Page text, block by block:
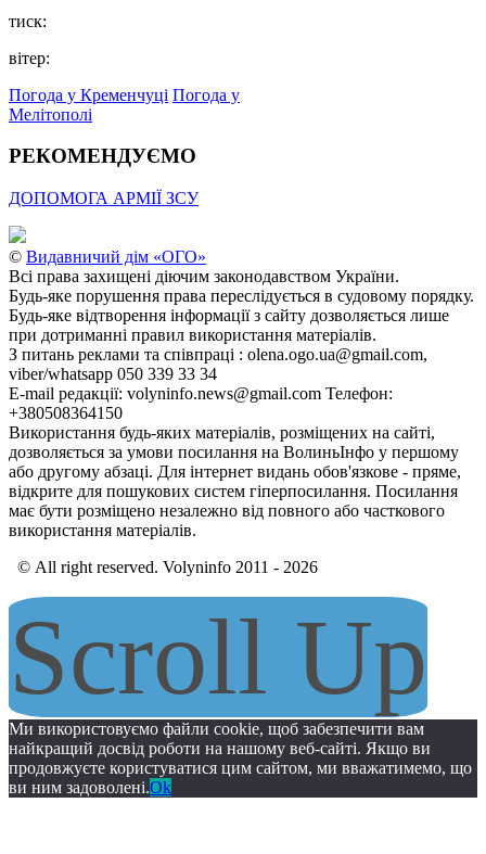
тиск:
вітер:
Погода у Кременчуці Погода у
Мелітополі
РЕКОМЕНДУЄМО
ДОПОМОГА АРМІЇ ЗСУ
© Видавничий дім «ОГО»
Всі права захищені діючим законодавством України.
Будь-яке порушення права переслідується в судовому порядку.
Будь-яке відтворення інформації з сайту дозволяється лише
при дотриманні правил використання матеріалів.
З питань реклами та співпраці : olena.ogo.ua@gmail.com,
viber/whatsapp 050 339 33 34
E-mail редакції: volyninfo.news@gmail.com Телефон:
+380508364150
Використання будь-яких матеріалів, розміщених на сайті,
дозволяється за умови посилання на ВолиньІнфо у першому
або другому абзаці. Для інтернет видань обов'язкове - пряме,
відкрите для пошукових систем гіперпосилання. Посилання
має бути розміщено незалежно від повного або часткового
використання матеріалів.
© All right reserved. Volyninfo 2011 - 2026
Scroll Up
Ми використовуємо файли cookie, щоб забезпечити вам
найкращий досвід роботи на нашому веб-сайті. Якщо ви
продовжуєте користуватися цим сайтом, ми вважатимемо, що
ви ним задоволені.Ok